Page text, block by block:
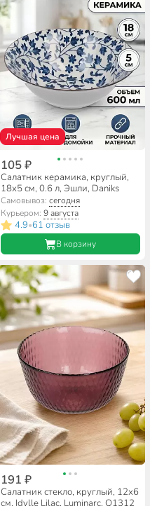
Лучшая цена
105 ₽
Салатник керамика, круглый,
18х5 см, 0.6 л, Эшли, Daniks
Самовывоз: сегодня
Курьером: 9 августа
4.9•61 отзыв
В корзину
191 ₽
Салатник стекло, круглый, 12х6
см, Idylle Lilac, Luminarc, Q1312